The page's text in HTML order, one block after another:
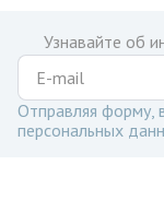
Узнавайте об
Отправляя форму,
персональных